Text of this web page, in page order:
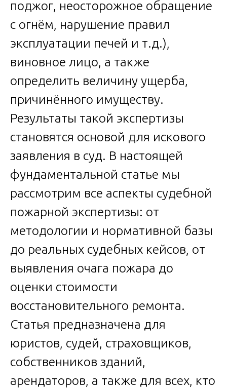
поджог, неосторожное обращение
с огнём, нарушение правил
эксплуатации печей и т.д.),
виновное лицо, а также
определить величину ущерба,
причинённого имуществу.
Результаты такой экспертизы
становятся основой для искового
заявления в суд. В настоящей
фундаментальной статье мы
рассмотрим все аспекты судебной
пожарной экспертизы: от
методологии и нормативной базы
до реальных судебных кейсов, от
выявления очага пожара до
оценки стоимости
восстановительного ремонта.
Статья предназначена для
юристов, судей, страховщиков,
собственников зданий,
арендаторов, а также для всех, кто